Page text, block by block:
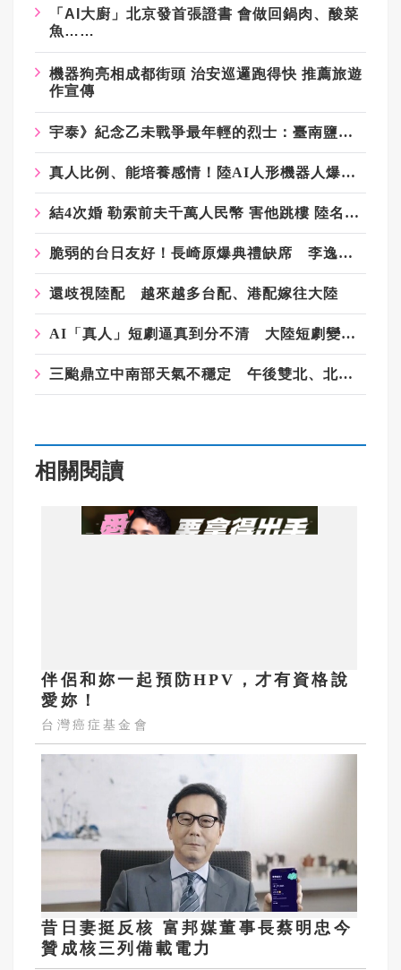
「AI大廚」北京發首張證書 會做回鍋肉、酸菜
魚……
機器狗亮相成都街頭 治安巡邏跑得快 推薦旅遊
作宣傳
宇泰》紀念乙未戰爭最年輕的烈士：臺南鹽水的「七歲姑娘廟」
真人比例、能培養感情！陸AI人形機器人爆單1.3萬台 最貴99萬人民幣
結4次婚 勒索前夫千萬人民幣 害他跳樓 陸名校校花被判12年
脆弱的台日友好！長崎原爆典禮缺席 李逸洋抗議「矮化國格」：日媒揭長崎特殊安排
還歧視陸配 越來越多台配、港配嫁往大陸
AI「真人」短劇逼真到分不清 大陸短劇變天 產業加速洗牌
三颱鼎立中南部天氣不穩定 午後雙北、北部山區留意大雨
相關閱讀
伴侶和妳一起預防HPV，才有資格說
愛妳！
台灣癌症基金會
昔日妻挺反核 富邦媒董事長蔡明忠今
贊成核三列備載電力